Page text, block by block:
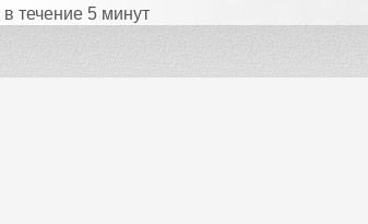
течение 5 минут